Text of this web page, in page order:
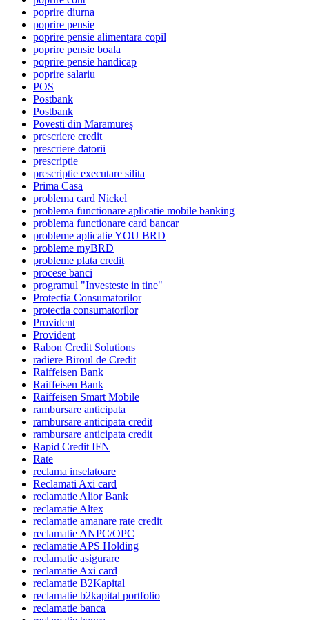
poprire diurna
poprire pensie
poprire pensie alimentara copil
poprire pensie boala
poprire pensie handicap
poprire salariu
POS
Postbank
Postbank
Povesti din Maramureș
prescriere credit
prescriere datorii
prescriptie
prescriptie executare silita
Prima Casa
problema card Nickel
problema functionare aplicatie mobile banking
problema functionare card bancar
probleme aplicatie YOU BRD
probleme myBRD
probleme plata credit
procese banci
programul "Investeste in tine"
Protectia Consumatorilor
protectia consumatorilor
Provident
Provident
Rabon Credit Solutions
radiere Biroul de Credit
Raiffeisen Bank
Raiffeisen Bank
Raiffeisen Smart Mobile
rambursare anticipata
rambursare anticipata credit
rambursare anticipata credit
Rapid Credit IFN
Rate
reclama inselatoare
Reclamati Axi card
reclamatie Alior Bank
reclamatie Altex
reclamatie amanare rate credit
reclamatie ANPC/OPC
reclamatie APS Holding
reclamatie asigurare
reclamatie Axi card
reclamatie B2Kapital
reclamatie b2kapital portfolio
reclamatie banca